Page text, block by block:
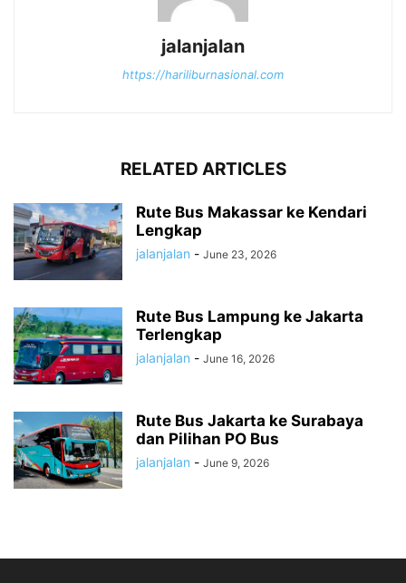
jalanjalan
https://hariliburnasional.com
RELATED ARTICLES
Rute Bus Makassar ke Kendari
Lengkap
jalanjalan - June 23, 2026
Rute Bus Lampung ke Jakarta
Terlengkap
jalanjalan - June 16, 2026
Rute Bus Jakarta ke Surabaya
dan Pilihan PO Bus
jalanjalan - June 9, 2026